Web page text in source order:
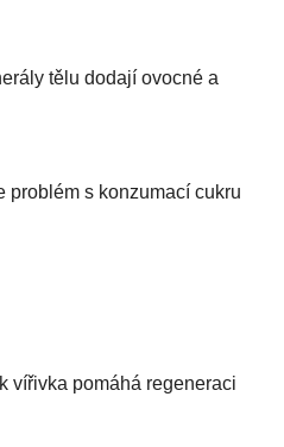
tělu dodají ovocné a
problém s konzumací cukru
vířivka pomáhá regeneraci